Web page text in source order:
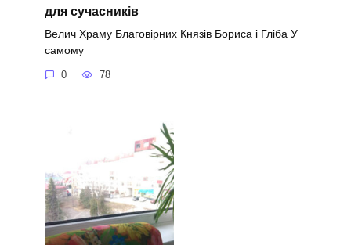
для сучасників
Велич Храму Благовірних Князів Бориса і Гліба У
самому
0 78